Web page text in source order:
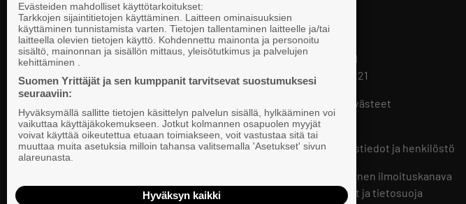
Valtakunnallista, alueellista ja paikallista
vaikuttamista pk-yrittäjien puolesta.
Suomen Yrittäjät
PL 999, 00101 HELSINKI
Puhelinvaihde 09 229 221
Tietosuojaseloste ja evästeet
Evästeasetukset
Keskusjärjestön yhteystiedot ja henkilöstö
Suomen Yrittäjien sisäinen ilmoituskanava
Ilmoituskanavan ohjeet ja tietosuoja
Evästeiden mahdolliset käyttötarkoitukset:
Tarkkojen sijaintitietojen käyttäminen. Laitteen ominaisuuksien
käyttäminen tunnistamista varten. Tietojen tallentaminen laitteelle ja/tai
laitteella olevien tietojen käyttö. Kohdennettu mainonta ja personoitu
sisältö, mainonnan ja sisällön mittaus, yleisötutkimus ja palvelujen
kehittäminen .
Suomen Yrittäjät ja sen kumppanit tarvitsevat suostumuksesi
seuraaviin:
Hyväksymällä sallitte tietojen käsittelyn palvelun sisällä, hylkääminen voi
vaikuttaa käyttäjäkokemukseen. Jotkut kolmannen osapuolen myyjät
voivat käyttää oikeutettua etuaan toimiakseen, voit vastustaa sitä tai
muuttaa muita asetuksia milloin tahansa valitsemalla 'Asetukset' sivun
alareunasta.
Hyväksyn kaikki